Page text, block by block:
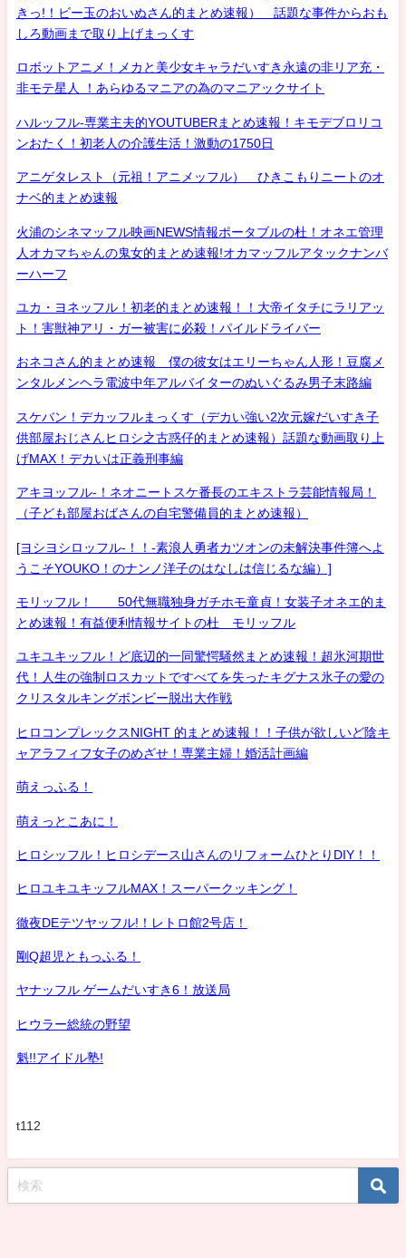
きっ!！ビー玉のおいぬさん的まとめ速報） 話題な事件からおも
しろ動画まで取り上げまっくす
ロボットアニメ！メカと美少女キャラだいすき永遠の非リア充・
非モテ星人 ！あらゆるマニアの為のマニアックサイト
ハルッフル-専業主夫的YOUTUBERまとめ速報！キモデブロリコ
ンおたく！初老人の介護生活！激動の1750日
アニゲタレスト（元祖！アニメッフル） ひきこもりニートのオ
ナベ的まとめ速報
火浦のシネマッフル映画NEWS情報ポータブルの杜！オネエ管理
人オカマちゃんの鬼女的まとめ速報!オカマッフルアタックナンバ
ーハーフ
ユカ・ヨネッフル！初老的まとめ速報！！大帝イタチにラリアッ
ト！害獣神アリ・ガー被害に必殺！パイルドライバー
おネコさん的まとめ速報 僕の彼女はエリーちゃん人形！豆腐メ
ンタルメンヘラ電波中年アルバイターのぬいぐるみ男子末路編
スケバン！デカッフルまっくす（デカい強い2次元嫁だいすき子
供部屋おじさんヒロシ之古惑仔的まとめ速報）話題な動画取り上
げMAX！デカいは正義刑事編
アキヨッフル-！ネオニートスケ番長のエキストラ芸能情報局！
（子ども部屋おばさんの自宅警備員的まとめ速報）
[ヨシヨシロッフル-！！-素浪人勇者カツオンの未解決事件簿へよ
うこそYOUKO！のナンノ洋子のはなしは信じるな編）]
モリッフル！ 50代無職独身ガチホモ童貞！女装子オネエ的ま
とめ速報！有益便利情報サイトの杜 モリッフル
ユキユキッフル！ど底辺的一同驚愕騒然まとめ速報！超氷河期世
代！人生の強制ロスカットですべてを失ったキグナス氷子の愛の
クリスタルキングボンビー脱出大作戦
ヒロコンプレックスNIGHT 的まとめ速報！！子供が欲しいど陰キ
ャアラフィフ女子のめざせ！専業主婦！婚活計画編
萌えっふる！
萌えっとこあに！
ヒロシッフル！ヒロシデース山さんのリフォームひとりDIY！！
ヒロユキユキッフルMAX！スーパークッキング！
徹夜DEテツヤッフル!！レトロ館2号店！
剛Q超児ともっふる！
ヤナッフル ゲームだいすき6！放送局
ヒウラー総統の野望
魁!!アイドル塾!
t112